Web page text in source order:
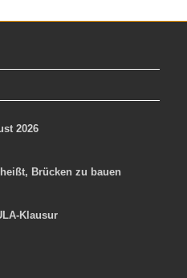
2026
Brücken zu bauen
Klausur